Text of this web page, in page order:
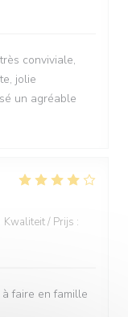
conviviale,
jolie
un agréable
Kwaliteit / Prijs :
faire en famille